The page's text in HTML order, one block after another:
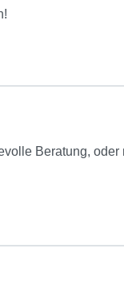
Beratung,